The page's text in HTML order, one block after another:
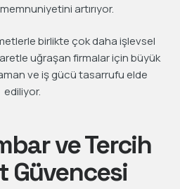
artırıyor.
birlikte çok daha işlevsel
uğraşan firmalar için büyük
ve iş gücü tasarrufu elde
ediliyor.
ve Tercih
Güvencesi